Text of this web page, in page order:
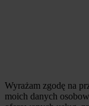
Wyrażam zgodę na
moich danych